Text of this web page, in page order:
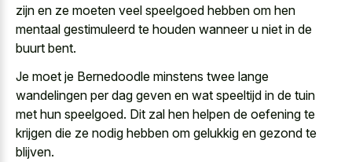
zijn en ze moeten veel speelgoed hebben om hen
mentaal gestimuleerd te houden wanneer u niet in de
buurt bent.
Je moet je Bernedoodle minstens twee lange
wandelingen per dag geven en wat speeltijd in de tuin
met hun speelgoed. Dit zal hen helpen de oefening te
krijgen die ze nodig hebben om gelukkig en gezond te
blijven.